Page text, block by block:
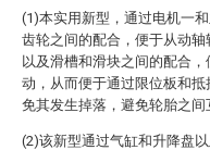
(1)本实用新型，通过电机一
齿轮之间的配合，便于从动
以及滑槽和滑块之间的配合
动，从而便于通过限位板和
免其发生掉落，避免轮胎之间
(2)该新型通过气缸和升降盘